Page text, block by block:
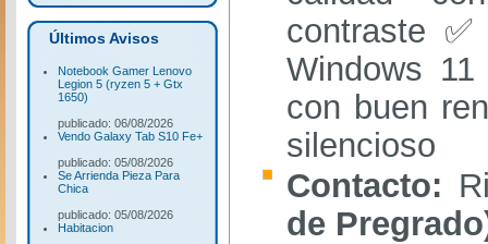
Últimos Avisos
Notebook Gamer Lenovo
Legion 5 (ryzen 5 + Gtx
1650)
publicado: 06/08/2026
Vendo Galaxy Tab S10 Fe+
publicado: 05/08/2026
Se Arrienda Pieza Para
Chica
publicado: 05/08/2026
Habitacion
contraste
Windows
con buen
silencioso
Contacto:
de